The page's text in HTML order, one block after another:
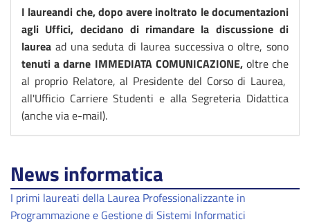
I laureandi che, dopo avere inoltrato le documentazioni
agli Uffici, decidano di rimandare la discussione di
laurea ad una seduta di laurea successiva o oltre, sono
tenuti a darne IMMEDIATA COMUNICAZIONE,oltre che
al proprio Relatore, al Presidente del Corso di Laurea,
all'Ufficio Carriere Studenti e alla Segreteria Didattica
(anche via e-mail).
News informatica
I primi laureati della Laurea Professionalizzante in
Programmazione e Gestione di Sistemi Informatici